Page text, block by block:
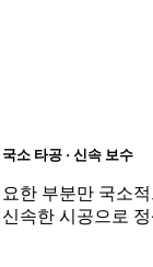
국소 타공 · 신속 보수
요한 부분만 국소
신속한 시공으로